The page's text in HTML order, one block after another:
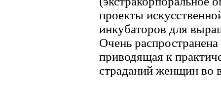
проекты
инкубаторов для
Очень
приводящая к
страданий женщин во